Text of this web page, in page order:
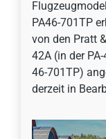
PA46-701TP
von den Pratt
42A (in der
46-701TP)
derzeit in